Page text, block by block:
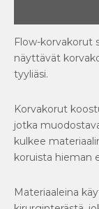
Flow-korvakorut
näyttävät
tyyliäsi.
Korvakorut
jotka
kulkee
koruista hieman
Materiaaleina